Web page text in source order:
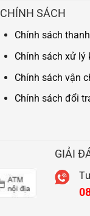
CHÍNH SÁCH
Chính sách
Chính sách xử lý
Chính sách vận
Chính sách đổi
GIẢI